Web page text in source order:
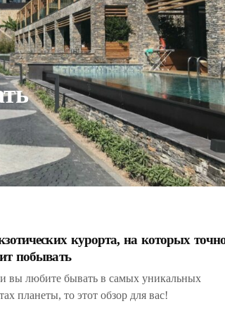
курорта, на которых
побывать
вы любите бывать в самых уникальных
планеты, то этот обзор для вас!